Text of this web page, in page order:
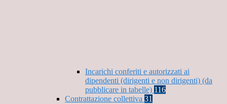
Incarichi conferiti e autorizzati ai
dipendenti (dirigenti e non dirigenti) (da
pubblicare in tabelle) 116
Contrattazione collettiva 31